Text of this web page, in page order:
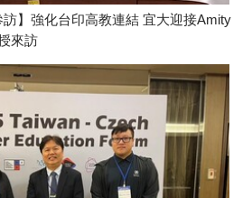
訪】強化台印高教連結 宜大迎接Amity
來訪